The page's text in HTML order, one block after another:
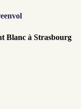
Blanc à Strasbourg